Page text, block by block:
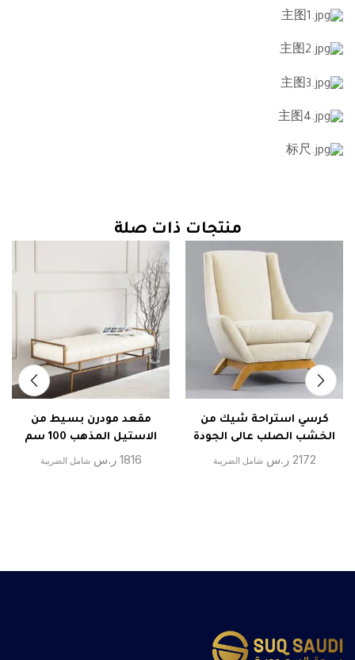
منتجات ذات صلة
كرسي استراحة شيك من
الخشب الصلب عالى الجودة
2172 ر.س شامل الضريبة
مقعد مودرن بسيط من
الاستيل المذهب 100 سم
1816 ر.س شامل الضريبة